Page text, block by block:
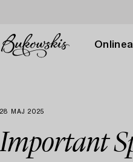
28 MAJ 2025
Important